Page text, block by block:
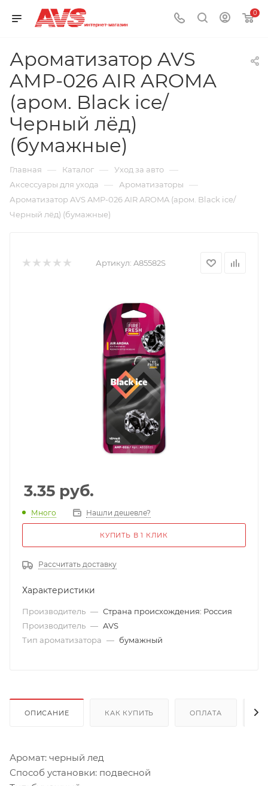
0
Ароматизатор AVS
AMP-026 AIR AROMA
(аром. Black ice/
Черный лёд)
(бумажные)
Главная — Каталог — Уход за авто —
Аксессуары для ухода — Ароматизаторы —
Ароматизатор AVS AMP-026 AIR AROMA (аром. Black ice/
Черный лёд) (бумажные)
Артикул: A85582S
3.35 руб.
Много Нашли дешевле?
КУПИТЬ В 1 КЛИК
Рассчитать доставку
Характеристики
Производитель — Страна происхождения: Россия
Производитель — AVS
Тип ароматизатора — бумажный
ОПИСАНИЕ КАК КУПИТЬ ОПЛАТА
Аромат: черный лед
Способ установки: подвесной